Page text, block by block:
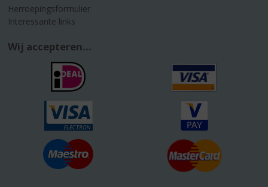
Herroepingsformulier
Interessante links
Wij accepteren...